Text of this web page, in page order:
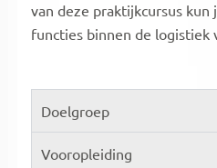
van deze praktijkcursus kun
functies binnen de logistiek
Doelgroep
Vooropleiding